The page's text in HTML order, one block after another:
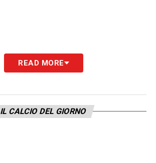
READ MORE
IL CALCIO DEL GIORNO